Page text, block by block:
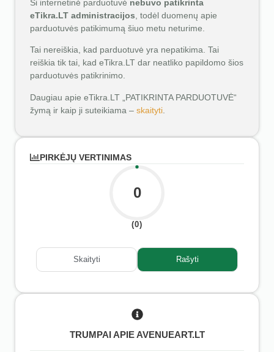
Ši internetinė parduotuvė nebuvo patikrinta
eTikra.LT administracijos , todėl duomenų apie
parduotuvės patikimumą šiuo metu neturime.
Tai nereiškia, kad parduotuvė yra nepatikima. Tai
reiškia tik tai, kad eTikra.LT dar neatliko papildomo šios
parduotuvės patikrinimo.
Daugiau apie eTikra.LT „PATIKRINTA PARDUOTUVĖ“
žymą ir kaip ji suteikiama – skaityti
PIRKĖJŲ VERTINIMAS
0
(0)
Skaityti Rašyti
TRUMPAI APIE AVENUEART.LT